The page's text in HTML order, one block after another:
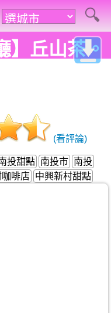
】丘山茶。
，愜意放
受這一刻!
(看評論)
投甜點 南投市 南投
啡店 中興新村甜點